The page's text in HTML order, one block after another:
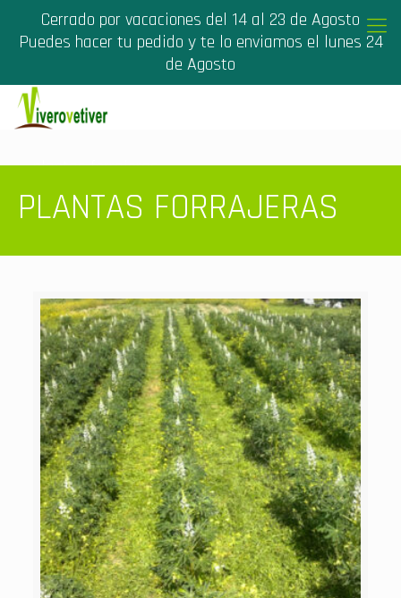
Cerrado por vacaciones del 14 al 23 de Agosto
Puedes hacer tu pedido y te lo enviamos el lunes 24
de Agosto
plantas forrajeras
PLANTAS FORRAJERAS